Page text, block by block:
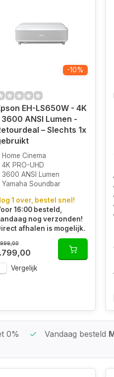
-10%
EH-LS650W - 4K
3600 ANSI Lumen -
– Slechts 1x
Home Cinema
4K PRO-UHD
3600 ANSI Lumen
Yamaha Soundbar
1 over, bestel snel!
16:00 besteld,
nog verzonden!
afhalen is mogelijk.
Vergelijk
0%
Vandaag besteld